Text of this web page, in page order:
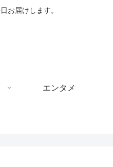
お届けします。
エンタメ